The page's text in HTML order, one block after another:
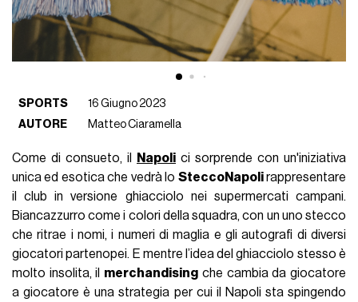
SPORTS
16 Giugno 2023
AUTORE
Matteo Ciaramella
Come di consueto, il Napoli ci sorprende con un'iniziativa
unica ed esotica che vedrà lo SteccoNapolirappresentare
il club in versione ghiacciolo nei supermercati campani.
Biancazzurro come i colori della squadra, con un uno stecco
che ritrae i nomi, i numeri di maglia e gli autografi di diversi
giocatori partenopei. E mentre l’idea del ghiacciolo stesso è
molto insolita, il merchandising che cambia da giocatore
a giocatore è una strategia per cui il Napoli sta spingendo